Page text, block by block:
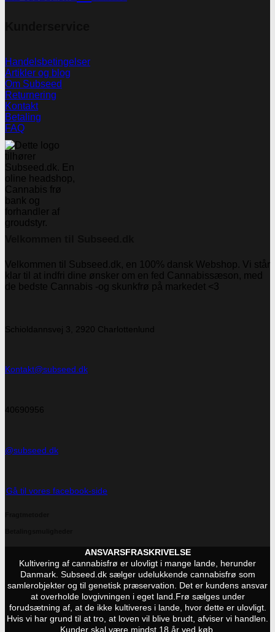
Handelsbetingelser
Artikler og blog
Om Subseed
Returnering
Kontakt
Betaling
FAQ
Velkommen til Subseed.dk, en 100% dansk Webshop. Vi står
klar til at indfri dine ønsker om en fed Cannabissæson, med
de bedste Cannabis -og skunkfrø på markedet <3
Schioldannsvej 3, 2920 Charlottenlund
Kontakt@subseed.dk
40690956
@subseed.dk
Gå til vores facebook-side
ANSVARSFRASKRIVELSE
Kultivering af cannabisfrø er ulovligt i mange lande, herunder
Danmark. Subseed.dk sælger udelukkende cannabisfrø som
samlerobjekter og til genetisk præservation. Det er kundens ansvar
at overholde lovgivningen i eget land. Frø sælges under
forudsætning af, at de ikke kultiveres i lande, hvor dette er ulovligt.
Hvis vi har grund til at tro, at loven vil blive brudt, afviser vi handlen.
Kunder skal være mindst 18 år ved køb.